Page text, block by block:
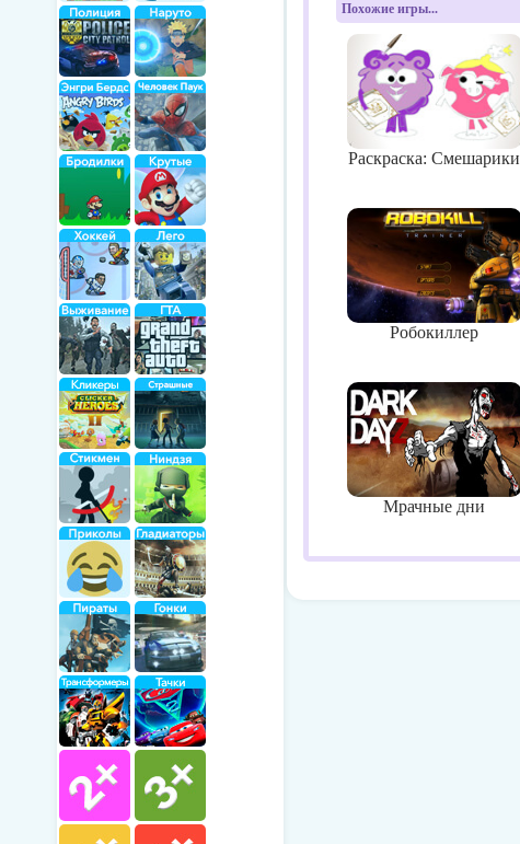
Похожие игры...
Раскраска: Смешарики
Робокиллер
Мрачные дни